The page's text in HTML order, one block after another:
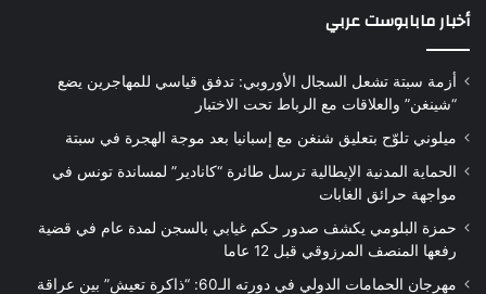
أخبار مابابوست عربي
أزمة سبتة تشعل السجال الأوروبي: تدفق قياسي للمهاجرين يضع
“شينغن” والعلاقات مع الرباط تحت الاختبار
ميلوني تلوّح بتعليق شنغن مع إسبانيا بعد موجة الهجرة في سبتة
الحماية المدنية الإيطالية ترسل طائرة “كانادير” لمساندة تونس في
مواجهة حرائق الغابات
حمزة البلومي يكشف صدور حكم غيابي بالسجن لمدة عام في قضية
رفعها المنصف المرزوقي قبل 12 عاما
مهرجان الحمامات الدولي في دورته الـ60: “ذاكرة تعيش” بين عراقة